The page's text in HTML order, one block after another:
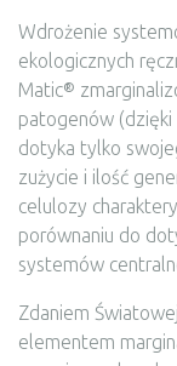
Wdrożenie
ekologicznych
Matic®
patogenów
dotyka tylko
zużycie i ilość
celulozy
porównaniu do
systemów
Zdaniem
elementem